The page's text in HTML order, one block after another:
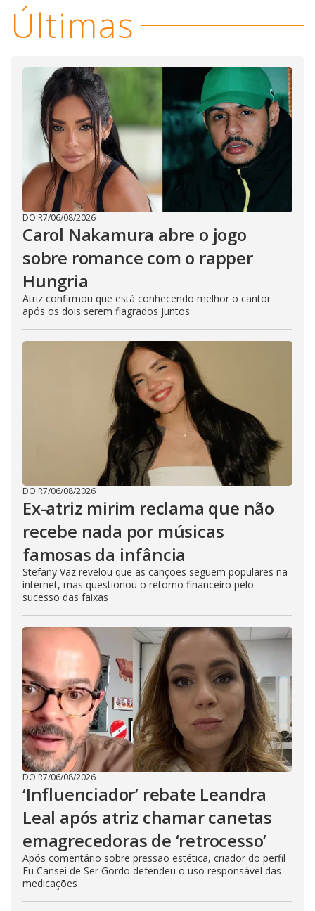
Últimas
DO R7/06/08/2026
Carol Nakamura abre o jogo
sobre romance com o rapper
Hungria
Atriz confirmou que está conhecendo melhor o cantor
após os dois serem flagrados juntos
DO R7/06/08/2026
Ex-atriz mirim reclama que não
recebe nada por músicas
famosas da infância
Stefany Vaz revelou que as canções seguem populares na
internet, mas questionou o retorno financeiro pelo
sucesso das faixas
DO R7/06/08/2026
‘Influenciador’ rebate Leandra
Leal após atriz chamar canetas
emagrecedoras de ‘retrocesso’
Após comentário sobre pressão estética, criador do perfil
Eu Cansei de Ser Gordo defendeu o uso responsável das
medicações